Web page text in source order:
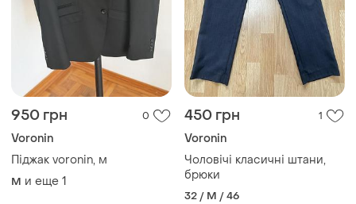
950 грн 0
Voronin
Піджак voronin, м
M и еще 1
450 грн 1
Voronin
Чоловічі класичні штани,
брюки
32 / M / 46